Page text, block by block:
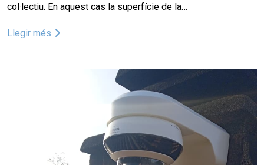
col·lectiu. En aquest cas la superfície de la…
Llegir més